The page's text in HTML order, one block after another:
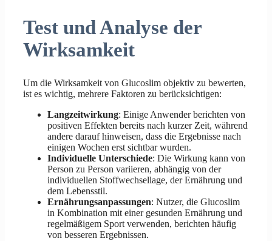
Test und Analyse der
Wirksamkeit
Um die Wirksamkeit von Glucoslim objektiv zu bewerten,
ist es wichtig, mehrere Faktoren zu berücksichtigen:
Langzeitwirkung: Einige Anwender berichten von
positiven Effekten bereits nach kurzer Zeit, während
andere darauf hinweisen, dass die Ergebnisse nach
einigen Wochen erst sichtbar wurden.
Individuelle Unterschiede: Die Wirkung kann von
Person zu Person variieren, abhängig von der
individuellen Stoffwechsellage, der Ernährung und
dem Lebensstil.
Ernährungsanpassungen: Nutzer, die Glucoslim
in Kombination mit einer gesunden Ernährung und
regelmäßigem Sport verwenden, berichten häufig
von besseren Ergebnissen.